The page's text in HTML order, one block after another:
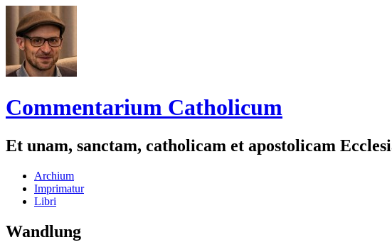
Commentarium Catholicum
Et unam, sanctam, catholicam et apostolicam
Zum
Inhalt
springen
Archium
Imprimatur
Libri
Wandlung